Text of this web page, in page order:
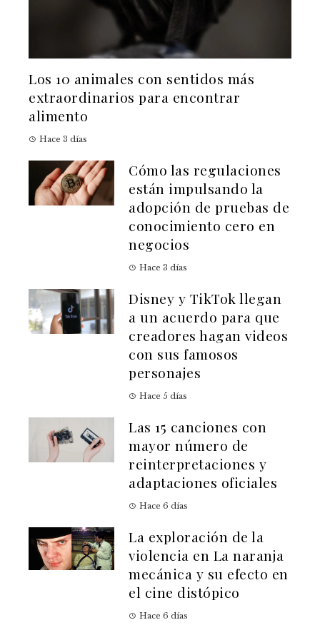
Los 10 animales con sentidos más
extraordinarios para encontrar
alimento
Hace 3 días
Cómo las regulaciones
están impulsando la
adopción de pruebas de
conocimiento cero en
negocios
Hace 3 días
Disney y TikTok llegan
a un acuerdo para que
creadores hagan videos
con sus famosos
personajes
Hace 5 días
Las 15 canciones con
mayor número de
reinterpretaciones y
adaptaciones oficiales
Hace 6 días
La exploración de la
violencia en La naranja
mecánica y su efecto en
el cine distópico
Hace 6 días